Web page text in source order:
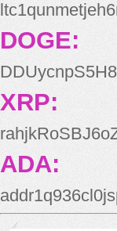
DOGE:
XRP:
ADA: